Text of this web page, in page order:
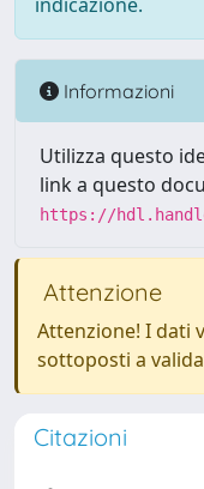
Informazioni
Utilizza questo
link a questo
https://
Attenzione
Attenzione! I dati
sottoposti a
Citazioni